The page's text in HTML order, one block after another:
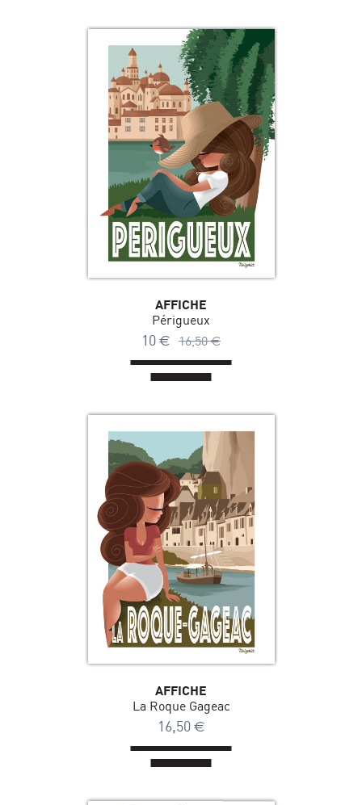
AFFICHE
Périgueux
10 € 16,50€
AFFICHE
La Roque Gageac
16,50 €